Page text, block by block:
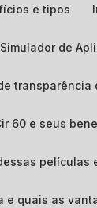
e tipos
de
60 e seus
e quais as